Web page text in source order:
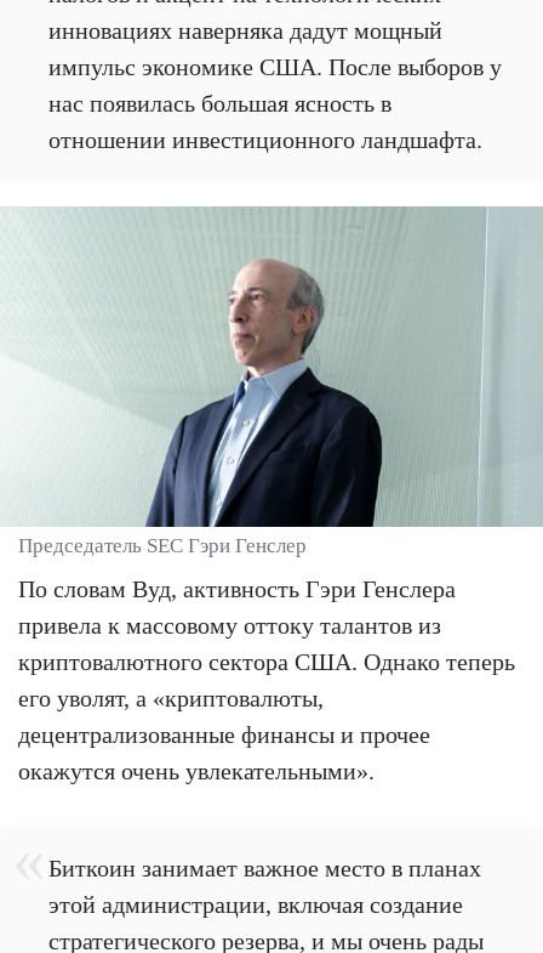
инновациях наверняка дадут мощный
импульс экономике США. После выборов у
нас появилась большая ясность в
отношении инвестиционного ландшафта.
Председатель SEC Гэри Генслер
По словам Вуд, активность Гэри Генслера
привела к массовому оттоку талантов из
криптовалютного сектора США. Однако теперь
его уволят, а «криптовалюты,
децентрализованные финансы и прочее
окажутся очень увлекательными».
Биткоин занимает важное место в планах
этой администрации, включая создание
стратегического резерва, и мы очень рады